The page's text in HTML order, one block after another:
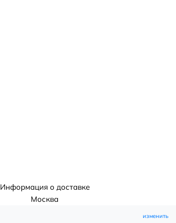
Информация о доставке
Москва
изменить